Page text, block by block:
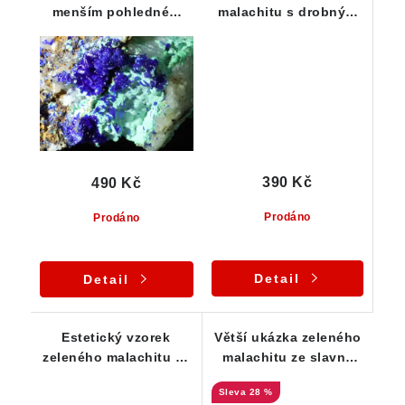
menším pohledném
Prodáno
490 Kč
Detail
malachitu s drobným
Prodáno
390 Kč
Detail
Estetický vzorek
zeleného malachitu ze
Větší ukázka zeleného
malachitu ze slavné
28 %